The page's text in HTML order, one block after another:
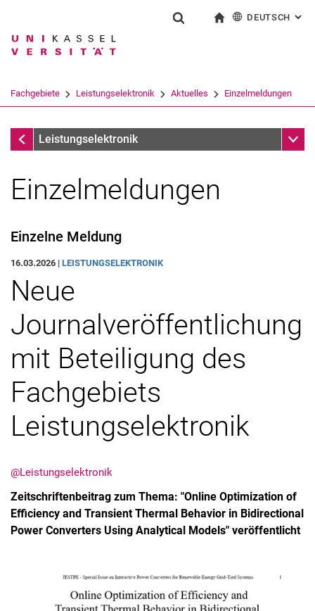
Springe direkt zu: Inhalt
Springe direkt zu: Suche
Springe direkt zu:
Suchbegriff
Suchen (öffnet externen Link in einem
DEUTSCH :
Fachgebiete Leistungselektronik Aktuelles Einzelmeldungen
AktuellesLeistungselektronik
Nachrichten
Einzelmeldungen
Einzelne Meldung
16.03.2026 | LEISTUNGSELEKTRONIK
Neue
Journalveröffentlichung
mit Beteiligung des
Fachgebiets
Leistungselektronik
@Leistungselektronik
Zeitschriftenbeitrag zum Thema: "Online Optimization of
Efficiency and Transient Thermal Behavior in Bidirectional
Power Converters Using Analytical Models" veröffentlicht